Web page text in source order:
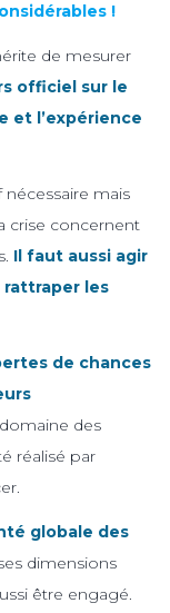
!
de mesurer
officiel sur le
et l’expérience
nécessaire mais
crise concernent
Il faut aussi agir
les
de chances
des
réalisé par
globale des
dimensions
être engagé.